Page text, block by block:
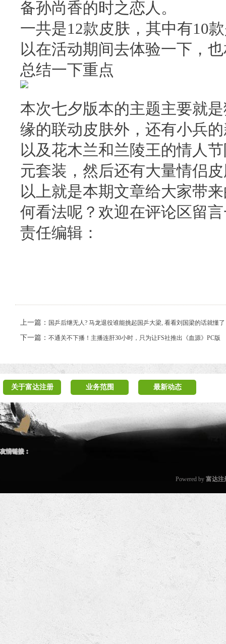
备孙尚香的时之恋人。
一共是12款皮肤，其中有10
以在活动期间去体验一下，
总结一下重点
本次七夕版本的主题主要就
缘的联动皮肤外，还有小兵
以及花木兰和兰陵王的情人
元套装，然后还有大量情侣
以上就是本期文章给大家带
何看法呢？欢迎在评论区留
责任编辑：
上一篇： 国乒后继无人? 马龙退役谁能挑起国乒大梁, 看看刘国梁的话就懂了
下一篇： 不通关不下播！主播连肝30小时，只为让FS社推出《血源》PC版
关于富达注册 业务范围 最新动态
友情链接：
Powered by 富达注